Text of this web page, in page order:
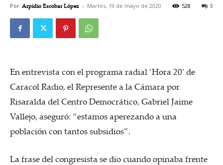
Por Arpidio Escobar López - Martes, 19 de mayo de 2020 5
528
En entrevista con el programa radial ‘Hora 20’ de
Caracol Radio, el Represente a la Cámara por
Risaralda del Centro Democrático, Gabriel Jaime
Vallejo, aseguró: “estamos aperezando a una
población con tantos subsidios”.
La frase del congresista se dio cuando opinaba frente